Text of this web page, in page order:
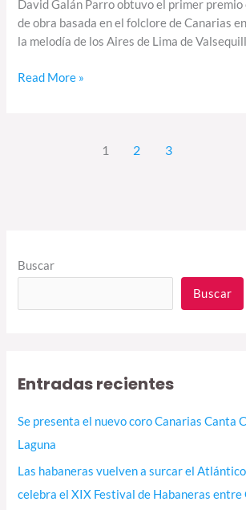
David Galán Parro obtuvo el primer premio
de obra basada en el folclore de Canarias
la melodía de los Aires de Lima de
Read More »
1 2 3
Buscar
Buscar
Entradas recientes
Se presenta el nuevo coro Canarias Canta
Laguna
Las habaneras vuelven a surcar el
celebra el XIX Festival de Habaneras entre